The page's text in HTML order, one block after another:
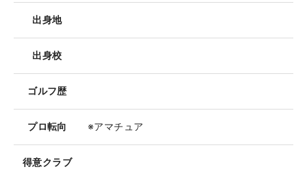
出身地
出身校
ゴルフ歴
プロ転向 ※アマチュア
得意クラブ